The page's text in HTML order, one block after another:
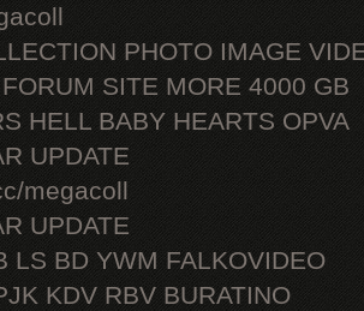
PHOTO IMAGE
SITE MORE 4000 GB
HELL BABY HEARTS OPVA
UPDATE
megacoll
UPDATE
LS BD YWM FALKOVIDEO
KDV RBV BURATINO